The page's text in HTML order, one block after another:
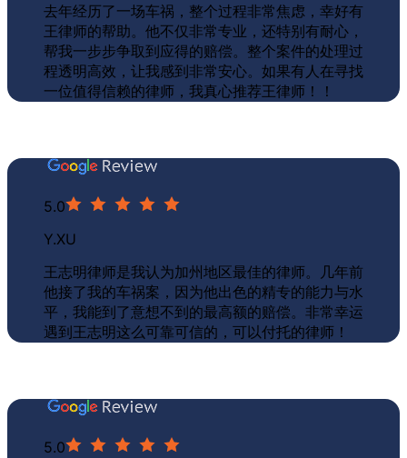
去年经历了一场车祸，整个过程非常焦虑，幸好有
王律师的帮助。他不仅非常专业，还特别有耐心，
帮我一步步争取到应得的赔偿。整个案件的处理过
程透明高效 ，让我感到非常安心。如果有人在寻找
一位值得信赖的律师，我真心推荐王律师！！
5.0
Y.XU
王志明律师是我认为加州地区最佳的律师。几年前
他接了我的车祸案，因为他出色的精专的能力与水
平，我能到了意想不到的最高额的赔偿。非常幸运
遇到王志明这么可靠可信的，可以付托的律师！
5.0